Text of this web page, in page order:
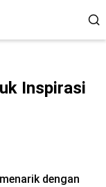
Inspirasi
dengan